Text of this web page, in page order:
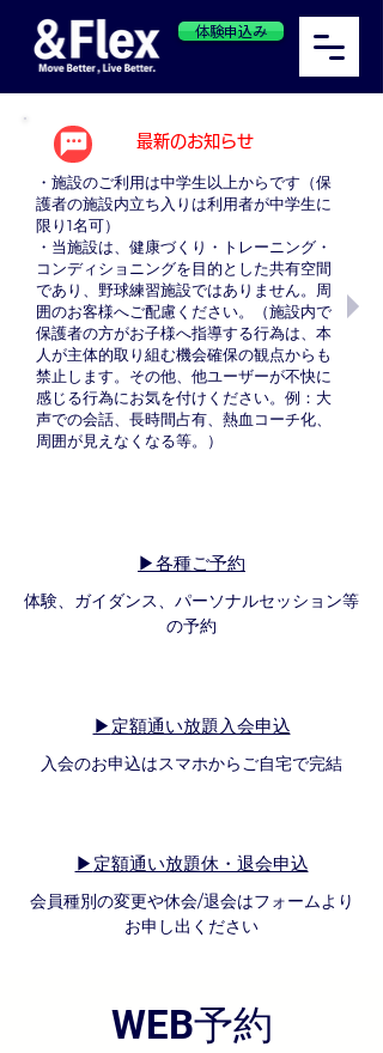
体験申込み
最新のお知らせ
・施設のご利用は中学生以上からです（保
護者の施設内立ち入りは利用者が中学生に
限り1名可）
・当施設は、健康づくり・トレーニング・
コンディショニングを目的とした共有空間
であり、野球練習施設ではありません。周
囲のお客様へご配慮ください。（施設内で
保護者の方がお子様へ指導する行為は、本
人が主体的取り組む機会確保の観点からも
禁止します。その他、他ユーザーが不快に
感じる行為にお気を付けください。例：大
声での会話、長時間占有、熱血コーチ化、
周囲が見えなくなる等。）
▶各種ご予約
体験、ガイダンス、パーソナルセッション等
の予約
▶ 定額通い放題入会申込
入会のお申込はスマホからご自宅で完結
▶ 定額通い放題休・退会申込
会員種別の変更や休会/退会はフォームより
お申し出ください
WEB予約